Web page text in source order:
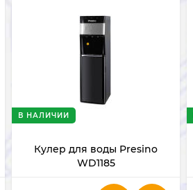
Кулер для воды Presino
WD1185
В НАЛИЧИИ